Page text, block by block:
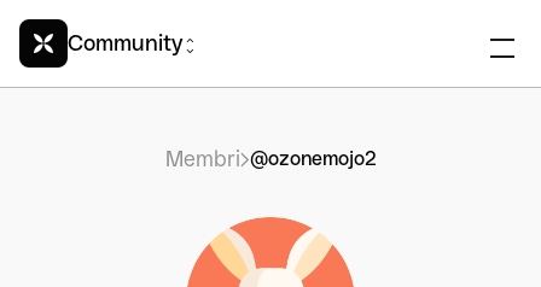
Community
Membri @ozonemojo2